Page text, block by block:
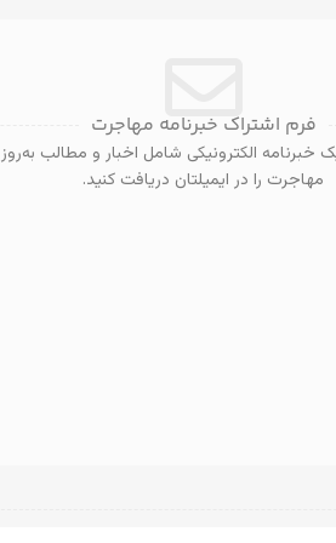
فرم اشتراک خبرنامه مهاجرت
خبرنامه الکترونیکی شامل اخبار و مطالب به‌روز
مهاجرت را در ایمیلتان دریافت کنید.